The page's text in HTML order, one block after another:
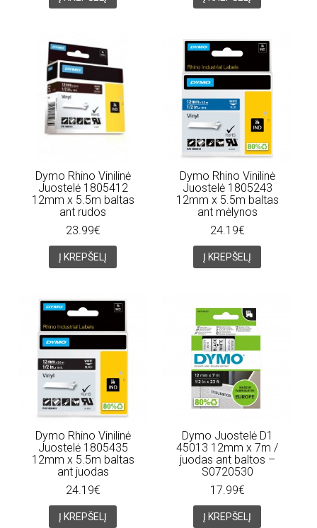
Dymo Rhino Vinilinė
Juostelė 1805412
12mm x 5.5m baltas
ant rudos
23.99€
Į KREPŠELĮ
Dymo Rhino Vinilinė
Juostelė 1805243
12mm x 5.5m baltas
ant mėlynos
24.19€
Į KREPŠELĮ
Dymo Rhino Vinilinė
Juostelė 1805435
12mm x 5.5m baltas
ant juodas
24.19€
Į KREPŠELĮ
Dymo Juostelė D1
45013 12mm x 7m /
juodas ant baltos –
S0720530
17.99€
Į KREPŠELĮ